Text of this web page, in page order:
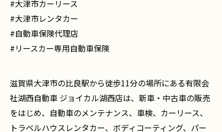
#大津市カーリース
#大津市レンタカー
#自動車保険代理店
#リースカー専用自動車保険
滋賀県大津市の比良駅から徒歩11分の場所にある有限会
社湖西自動車 ジョイカル湖西店は、新車・中古車の販売
をはじめ、自動車のメンテナンス、車検、カーリース、
トラベルハウスレンタカー、ボディコーティング、パー